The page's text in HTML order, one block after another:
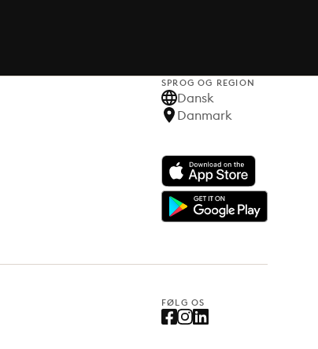
SPROG OG REGION
Dansk
Danmark
FØLG OS